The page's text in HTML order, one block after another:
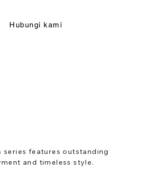
Hubungi kami
series features outstanding
and timeless style.